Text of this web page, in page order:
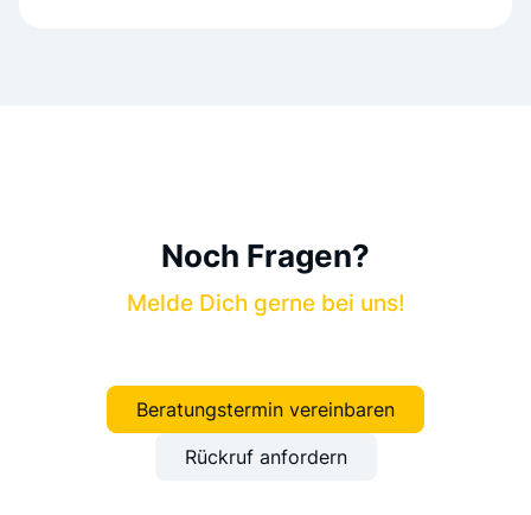
Noch Fragen?
Melde Dich gerne bei uns!
Beratungstermin vereinbaren
Rückruf anfordern